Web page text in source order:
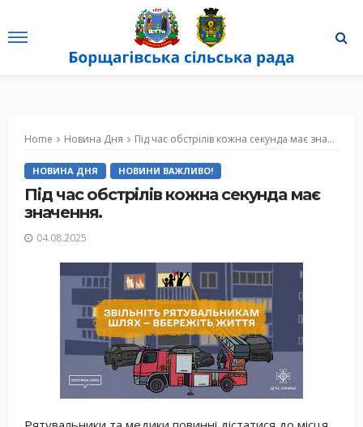
Home Новина Дня Під час обстрілів кожна секунда має значення.
НОВИНА ДНЯ НОВИНИ ВАЖЛИВО!
Під час обстрілів кожна секунда має
значення.
04.08.2025